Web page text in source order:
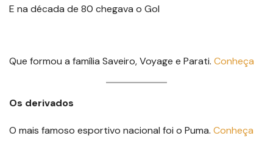
E na década de 80 chegava o Gol
Que formou a família Saveiro, Voyage e Parati. Conheça
Os derivados
O mais famoso esportivo nacional foi o Puma. Conheça